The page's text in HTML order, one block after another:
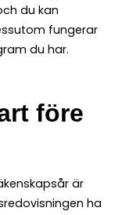
du kan
fungerar
du har.
före
är
ha